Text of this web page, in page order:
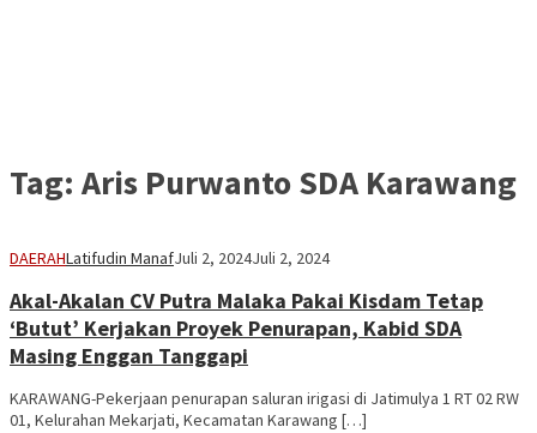
Tag: Aris Purwanto SDA Karawang
DAERAHLatifudin ManafJuli 2, 2024Juli 2, 2024
Akal-Akalan CV Putra Malaka Pakai Kisdam Tetap
‘Butut’ Kerjakan Proyek Penurapan, Kabid SDA
Masing Enggan Tanggapi
KARAWANG-Pekerjaan penurapan saluran irigasi di Jatimulya 1 RT 02 RW
01, Kelurahan Mekarjati, Kecamatan Karawang […]